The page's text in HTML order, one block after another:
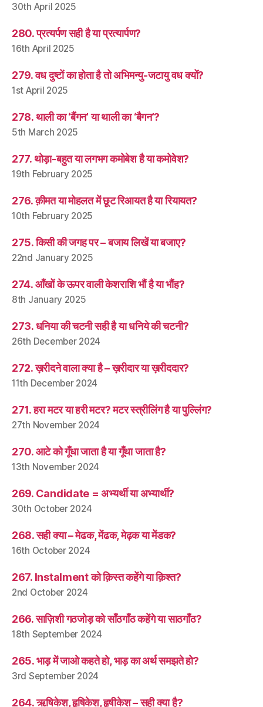
30th April 2025
280. प्रत्यर्पण सही है या प्रत्यार्पण?
16th April 2025
279. वध दुष्टों का होता है तो अभिमन्यु-जटायु वध क्यों?
1st April 2025
278. थाली का ‘बैंगन’ या थाली का ‘बैगन’?
5th March 2025
277. थोड़ा-बहुत या लगभग कमोबेश है या कमोवेश?
19th February 2025
276. क़ीमत या मोहलत में छूट रिआयत है या रियायत?
10th February 2025
275. किसी की जगह पर – बजाय लिखें या बजाए?
22nd January 2025
274. आँखों के ऊपर वाली केशराशि भौं है या भौंह?
8th January 2025
273. धनिया की चटनी सही है या धनिये की चटनी?
26th December 2024
272. ख़रीदने वाला क्या है – ख़रीदार या ख़रीददार?
11th December 2024
271. हरा मटर या हरी मटर? मटर स्त्रीलिंग है या पुल्लिंग?
27th November 2024
270. आटे को गूँधा जाता है या गूँथा जाता है?
13th November 2024
269. Candidate = अभ्यर्थी या अभ्यार्थी?
30th October 2024
268. सही क्या – मेढक, मेंढक, मेढ़क या मेंडक?
16th October 2024
267. Instalment को क़िस्त कहेंगे या क़िश्त?
2nd October 2024
266. साज़िशी गठजोड़ को साँठगाँठ कहेंगे या साठगाँठ?
18th September 2024
265. भाड़ में जाओ कहते हो, भाड़ का अर्थ समझते हो?
3rd September 2024
264. ऋषिकेश, हृषिकेश, हृषीकेश – सही क्या है?